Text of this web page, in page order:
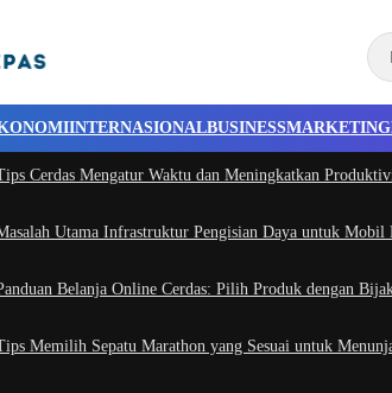
INTERNASIONALBUSINESSMARKETING
Cerdas Mengatur Waktu dan Meningkatkan
Utama Infrastruktur Pengisian Daya untuk
Belanja Online Cerdas: Pilih Produk dengan
Memilih Sepatu Marathon yang Sesuai untuk